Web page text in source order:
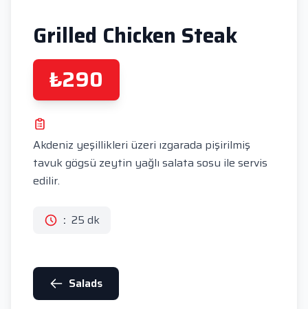
Grilled Chicken Steak
₺290
Akdeniz yeşillikleri üzeri ızgarada pişirilmiş
tavuk gögsü zeytin yağlı salata sosu ile servis
edilir.
: 25 dk
Salads